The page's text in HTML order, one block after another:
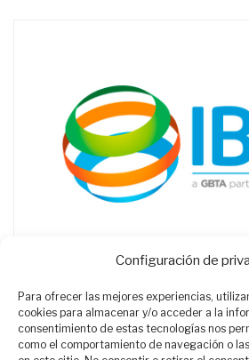
Configuración de
Para ofrecer las mejores experiencias,
cookies para almacenar y/o acceder a la
consentimiento de estas tecnologías nos
como el comportamiento de navegación o